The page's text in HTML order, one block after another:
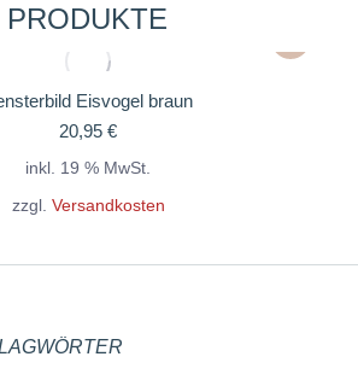
Eisvogel braun
20,95 €
inkl. 19 % MwSt.
zzgl. Versandkosten